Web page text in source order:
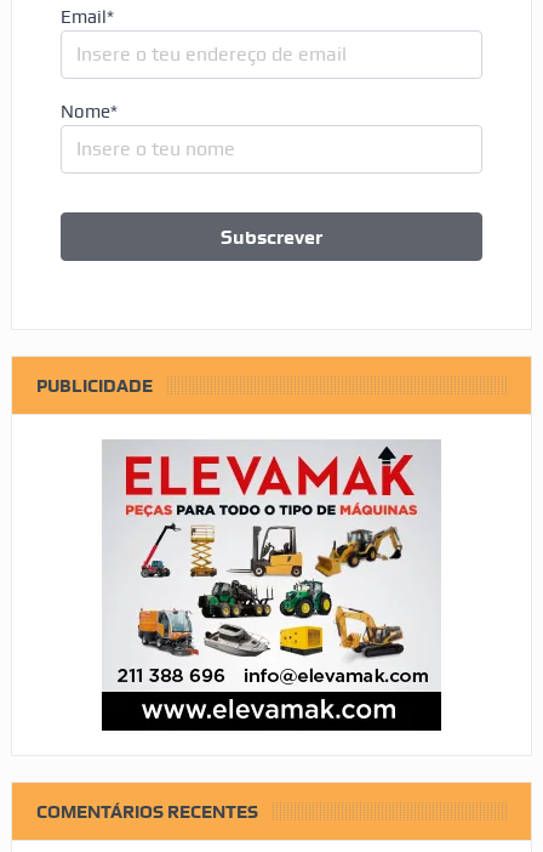
Email*
Nome*
PUBLICIDADE
COMENTÁRIOS RECENTES